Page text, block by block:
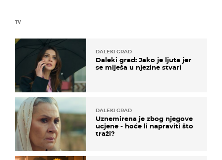
TV
DALEKI GRAD
Daleki grad: Jako je ljuta jer
se miješa u njezine stvari
DALEKI GRAD
Uznemirena je zbog njegove
ucjene - hoće li napraviti što
traži?